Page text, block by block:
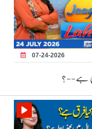
07-24-2026
ہے--؟